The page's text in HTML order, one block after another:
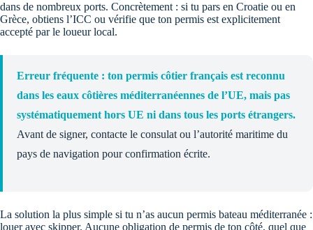
dans de nombreux ports. Concrètement : si tu pars en Croatie ou en
Grèce, obtiens l’ICC ou vérifie que ton permis est explicitement
accepté par le loueur local.
Erreur fréquente : ton permis côtier français est reconnu
dans les eaux côtières méditerranéennes de l’UE, mais pas
systématiquement hors UE ni dans tous les ports étrangers.
Avant de signer, contacte le consulat ou l’autorité maritime du
pays de navigation pour confirmation écrite.
La solution la plus simple si tu n’as aucun permis bateau méditerranée :
louer avec skipper. Aucune obligation de permis de ton côté, quel que